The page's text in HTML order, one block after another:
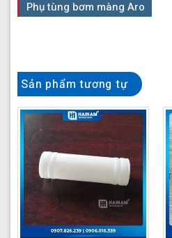
Phụ tùng bơm màng Aro
Sản phẩm tương tự